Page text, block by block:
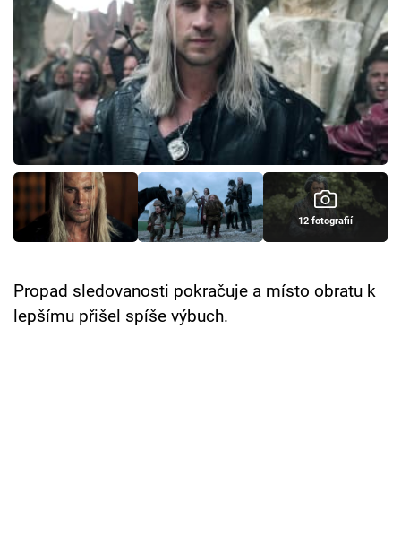
Seriály
Hry
Cool Esport
Pořady
TV Program
Přihlášení
12 fotografií
Propad sledovanosti pokračuje a místo obratu k
lepšímu přišel spíše výbuch.